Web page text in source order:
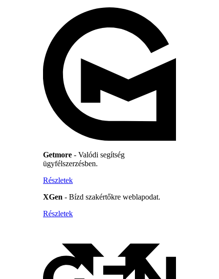
Getmore - Valódi segítség
ügyfélszerzésben.
Részletek
XGen - Bízd szakértőkre weblapodat.
Részletek